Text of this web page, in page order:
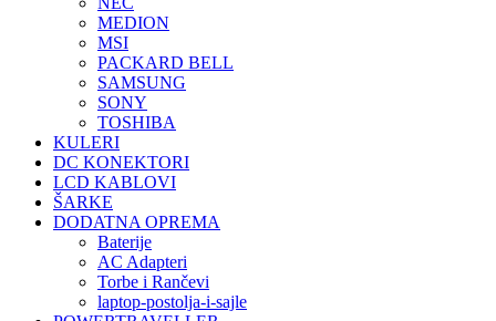
MEDION
MSI
PACKARD BELL
SAMSUNG
SONY
TOSHIBA
KULERI
DC KONEKTORI
LCD KABLOVI
ŠARKE
DODATNA OPREMA
Baterije
AC Adapteri
Torbe i Rančevi
laptop-postolja-i-sajle